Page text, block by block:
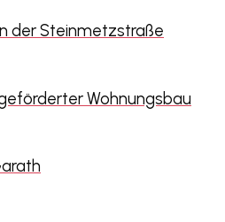
der Steinmetzstraße
Wohnungsbau